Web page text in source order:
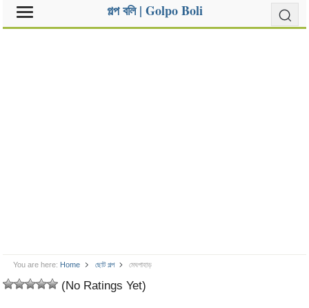
গল্প বলি | Golpo Boli
You are here: Home ছোট গল্প মেঘপাহাড়
(No Ratings Yet)